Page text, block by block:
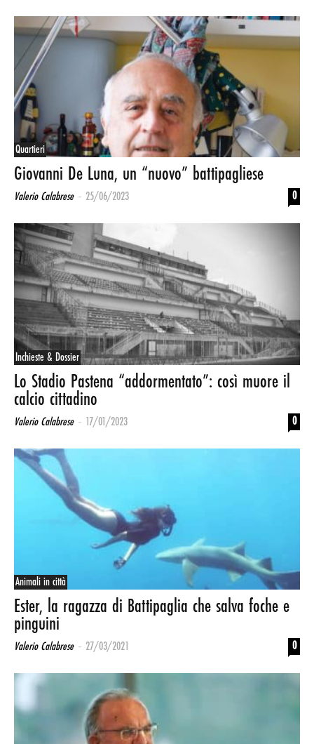
Quartieri
Giovanni De Luna, un “nuovo” battipagliese
Valerio Calabrese - 25/06/2023 0
Inchieste & Dossier
Lo Stadio Pastena “addormentato”: così muore il
calcio cittadino
Valerio Calabrese - 17/01/2023 0
Animali in città
Ester, la ragazza di Battipaglia che salva foche e
pinguini
Valerio Calabrese - 27/03/2021 0